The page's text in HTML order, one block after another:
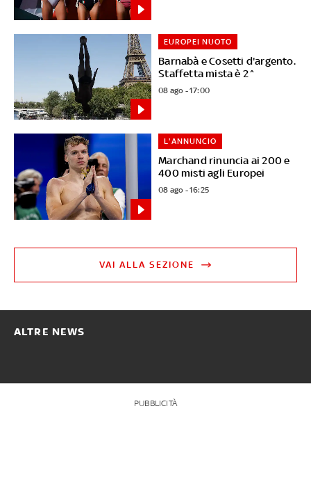
Barnabà e Cosetti d'argento.
Staffetta mista è 2^
EUROPEI NUOTO
08 ago - 17:00
Marchand rinuncia ai 200 e
400 misti agli Europei
L'ANNUNCIO
08 ago - 16:25
VAI ALLA SEZIONE
ALTRE NEWS
PUBBLICITÀ